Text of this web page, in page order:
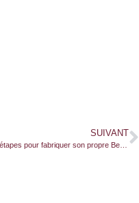
SUIVANT
5 étapes pour fabriquer son propre Bee-wrap